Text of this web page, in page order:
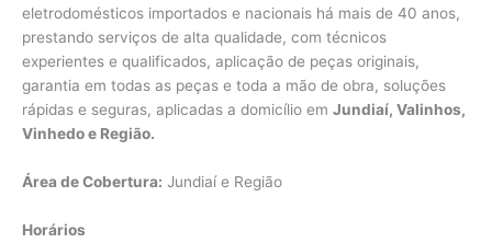
eletrodomésticos importados e nacionais há mais de 40 anos,
prestando serviços de alta qualidade, com técnicos
experientes e qualificados, aplicação de peças originais,
garantia em todas as peças e toda a mão de obra, soluções
rápidas e seguras, aplicadas a domicílio em Jundiaí, Valinhos,
Vinhedo e Região.
Área de Cobertura: Jundiaí e Região
Horários